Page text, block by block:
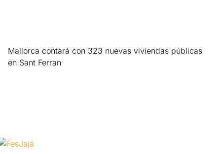
Mallorca contará con 323 nuevas viviendas públicas
en Sant Ferran